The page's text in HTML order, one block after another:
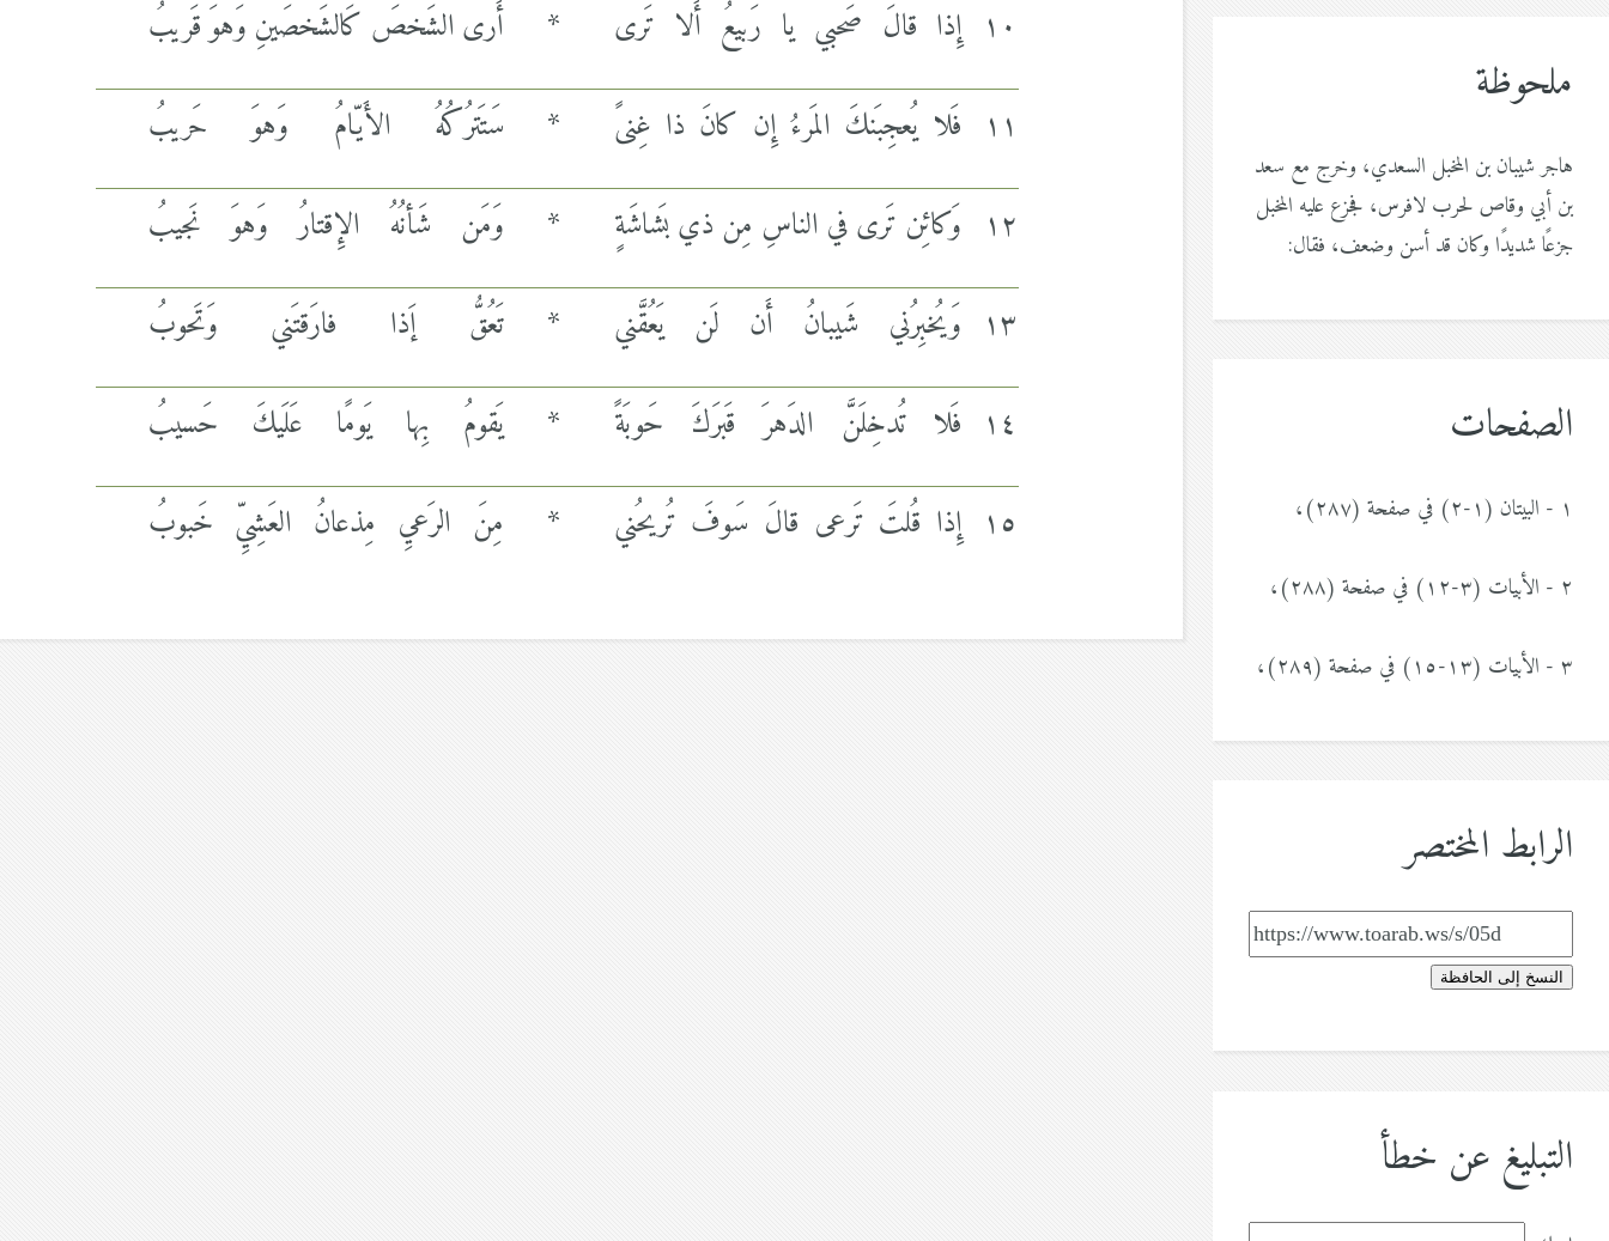
١٠ إِذا قالَ صَحبي يا رَبيعُ أَلا تَرى *
أَرى الشَخصَ كَالشَخصَينِ وَهوَ قَريبُ
١١ فَلا يُعجِبَنكَ المَرءُ إِن كانَ ذا غِنىً *
سَتَترُكُهُ الأَيّامُ وَهوَ حَريبُ
١٢ وَكائِن تَرى في الناسِ مِن ذي بَشاشَةٍ *
وَمَن شَأنُهُ الإِقتارُ وَهوَ نَجيبُ
١٣ وَيُخبِرُني شَيبانُ أَن لَن يَعُقَّني *
تَعُقُّ إَذا فارَقتَني وَتَحوبُ
١٤ فَلا تُدخِلَنَّ الدَهرَ قَبرَكَ حَوبَةً *
يَقومُ بِها يَومًا عَلَيكَ حَسيبُ
١٥ إِذا قُلتَ تَرعى قالَ سَوفَ تُريحُني * مِنَ الرَعيِ مِذعانُ العَشِيِّ خَبوبُ
ملحوظة
هاجر شيبان بن المخبل السعدي، وخرج مع سعد
بن أبي وقاص لحرب لافرس، فجزع عليه المخبل
جزعًا شديدًا وكان قد أسن وضعف، فقال:
الصفحات
١ - البيتان (١-٢) في صفحة (٢٨٧)،
٢ - الأبيات (٣-١٢) في صفحة (٢٨٨)،
٣ - الأبيات (١٣-١٥) في صفحة (٢٨٩)،
الرابط المختصر
النسخ إلى الحافظة
التبليغ عن خطأ